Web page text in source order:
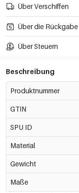
Über Verschiffen
Über die Rückgabe
Über Steuern
Beschreibung
Produktnummer
GTIN
SPU ID
Material
Gewicht
Maße